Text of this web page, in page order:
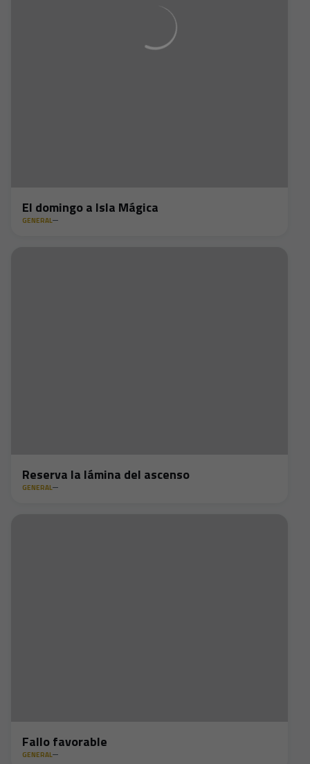
El domingo a Isla Mágica
GENERAL
Reserva la lámina del ascenso
GENERAL
Fallo favorable
GENERAL